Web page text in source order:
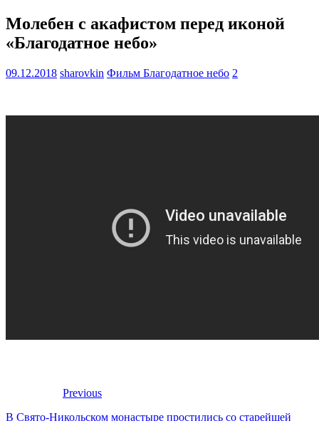
Молебен с акафистом перед иконой
«Благодатное небо»
09.12.2018 sharovkin Фильм Благодатное небо 2
Previous
В Свято-Никольском монастыре простились со старейшей